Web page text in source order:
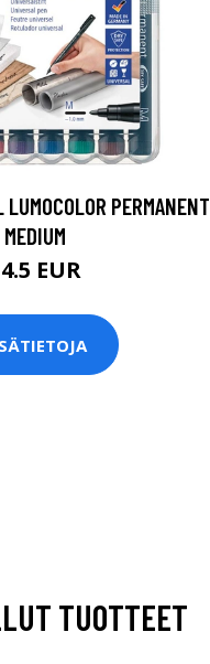
PERMANENT
MEDIUM
EUR
TUOTTEET